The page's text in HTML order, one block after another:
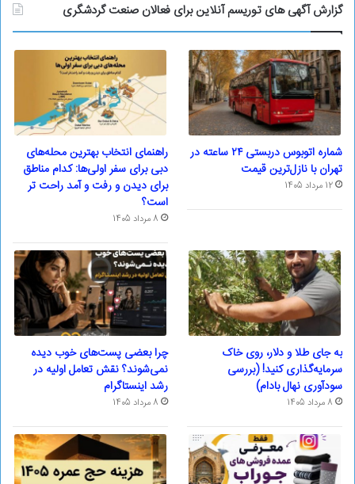
گزارش آگهی های توریسم آنلاین برای فعالان صنعت گردشگری
شماره اتوبوس دربستی ۲۴ ساعته در
تهران با نازل‌ترین قیمت
12 مرداد 1405
راهنمای انتخاب بهترین محله‌های
دبی برای سفر اولی‌ها: کدام مناطق
برای دیدن و رفت و آمد راحت تر
است؟
8 مرداد 1405
به جای طلا و دلار، روی خاک
سرمایه‌گذاری کنید! (بررسی
سودآوری نهال بادام)
8 مرداد 1405
چرا بعضی پست‌های خوب دیده
نمی‌شوند؟ نقش تعامل اولیه در
رشد اینستاگرام
8 مرداد 1405